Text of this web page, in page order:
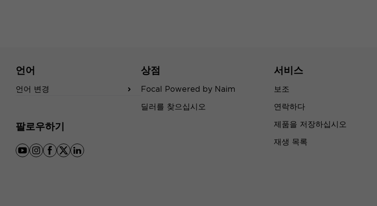
언어
언어 변경
팔로우하기
youtube
instagram
facebook
x linkedin
상점
Focal Powered by Naim
딜러를 찾으십시오
서비스
보조
연락하다
제품을 저장하십시오
재생 목록